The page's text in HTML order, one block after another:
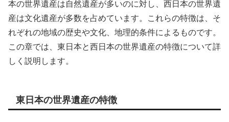
本の世界遺産は自然遺産が多いのに対し、西日本の世界遺
産は文化遺産が多数を占めています。これらの特徴は、そ
れぞれの地域の歴史や文化、地理的条件によるものです。
この章では、東日本と西日本の世界遺産の特徴について詳
しく説明します。
東日本の世界遺産の特徴